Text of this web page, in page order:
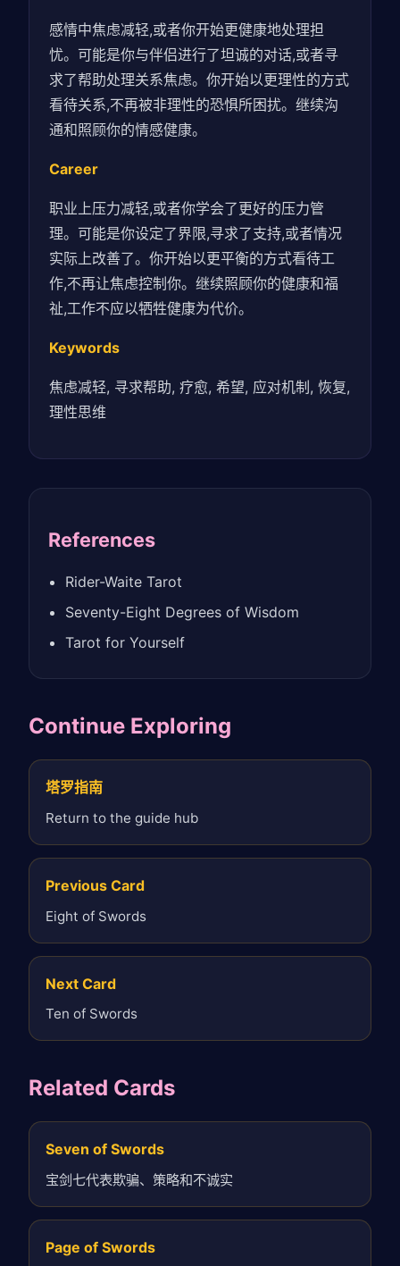
感情中焦虑减轻,或者你开始更健康地处理担
忧。可能是你与伴侣进行了坦诚的对话,或者寻
求了帮助处理关系焦虑。你开始以更理性的方式
看待关系,不再被非理性的恐惧所困扰。继续沟
通和照顾你的情感健康。
Career
职业上压力减轻,或者你学会了更好的压力管
理。可能是你设定了界限,寻求了支持,或者情况
实际上改善了。你开始以更平衡的方式看待工
作,不再让焦虑控制你。继续照顾你的健康和福
祉,工作不应以牺牲健康为代价。
Keywords
焦虑减轻, 寻求帮助, 疗愈, 希望, 应对机制, 恢复,
理性思维
References
Rider-Waite Tarot
Seventy-Eight Degrees of Wisdom
Tarot for Yourself
Continue Exploring
塔罗指南
Return to the guide hub
Previous Card
Eight of Swords
Next Card
Ten of Swords
Related Cards
Seven of Swords
宝剑七代表欺骗、策略和不诚实
Page of Swords